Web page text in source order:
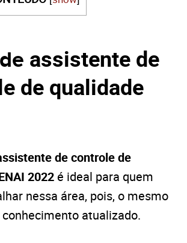
assistente de
de qualidade
de controle de
2022 é ideal para quem
nessa área, pois, o mesmo
atualizado.